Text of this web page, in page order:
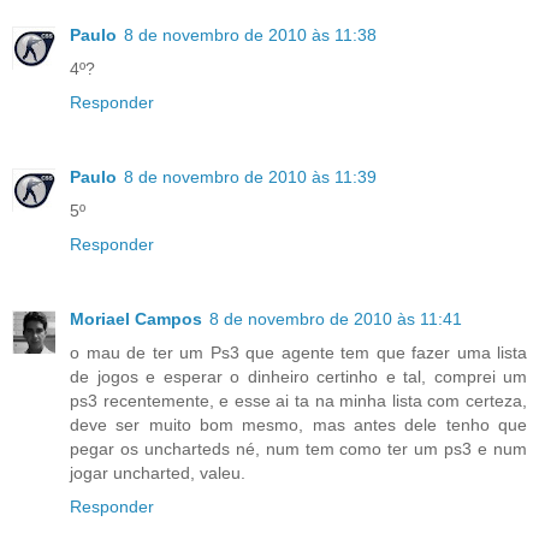
Paulo 8 de novembro de 2010 às 11:38
4º?
Responder
Paulo 8 de novembro de 2010 às 11:39
5º
Responder
Moriael Campos 8 de novembro de 2010 às 11:41
o mau de ter um Ps3 que agente tem que fazer uma lista
de jogos e esperar o dinheiro certinho e tal, comprei um
ps3 recentemente, e esse ai ta na minha lista com certeza,
deve ser muito bom mesmo, mas antes dele tenho que
pegar os uncharteds né, num tem como ter um ps3 e num
jogar uncharted, valeu.
Responder